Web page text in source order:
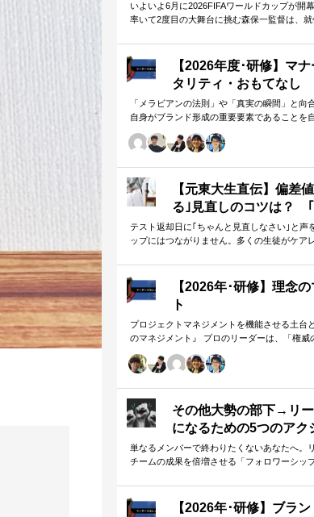
「和」と「魂」を武器
①
いよいよ6月に2026FIFAワールドカップが開
率いて2度目の大舞台に挑む森保一監督は、
【2026年度･研修】マ
タリティ・おもてなし
「メラビアンの法則」や「真実の瞬間」と向
自身がブランド形成の重要要素であることを
ナー」「サービス」「ホスピタリティ」「お
ーに提供したいリーダーのための研修です。
【元東大生直伝】偏差
る｣見直しのコツは？
かない｣無意味な作業
カギは試験"前"
テスト返却日に｢ちゃんと見直しなさい｣と声
ップにはつながりません。多くの生徒がケア
【2026年･研修】理念
ト
プロジェクトマネジメントを機能させる土台
のマネジメント』 プロのリーダーは、「権威
「好き・嫌い」や「多数決」ではなく、説得
その他大勢の部下→リ
になるための5つのアク
イフハッカー・ジャパン
単なるメンバーで終わりたくないあなたへ。
チームの成果を倍増させる「フォロワーシッ
【2026年･研修】ブラ